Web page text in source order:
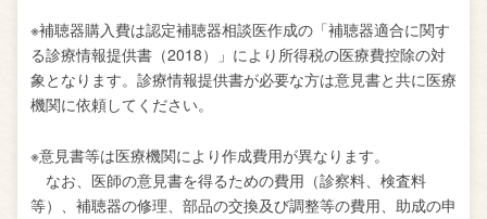
※補聴器購入費は認定補聴器相談医作成の「補聴器適合に関す
る診療情報提供書（2018）」により所得税の医療費控除の対
象となります。診療情報提供書が必要な方は意見書と共に医療
機関に依頼してください。
※意見書等は医療機関により作成費用が異なります。
なお、医師の意見書を得るための費用（診察料、検査料
等）、補聴器の修理、部品の交換及び調整等の費用、助成の申